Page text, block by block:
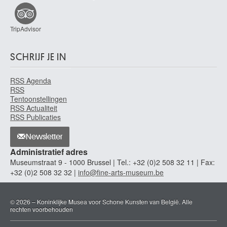
Zuid-Nederlandse school
1664
Zuid-Nederlandse school
Zuid-Nederlandse school
eind 17de eeuw
Zuid-Nederlandse school
17de eeuw
Zuid-Nederlandse school
einde 17de - begin 18de eeuw
Zuid-Nederlandse school
begin 18de eeuw
Zuid-Nederlandse school
eerste helft 18de eeuw
Zuid-Nederlandse school
Zuid-Nederlandse school
TripAdvisor
SCHRIJF JE IN
RSS Agenda
RSS
Tentoonstellingen
RSS Actualiteit
RSS Publicaties
Newsletter
Administratief adres
Museumstraat 9 - 1000 Brussel | Tel.: +32 (0)2 508 32 11 | Fax:
+32 (0)2 508 32 32 | info@fine-arts-museum.be
© 2026 – Koninklijke Musea voor Schone Kunsten van België. Alle
rechten voorbehouden